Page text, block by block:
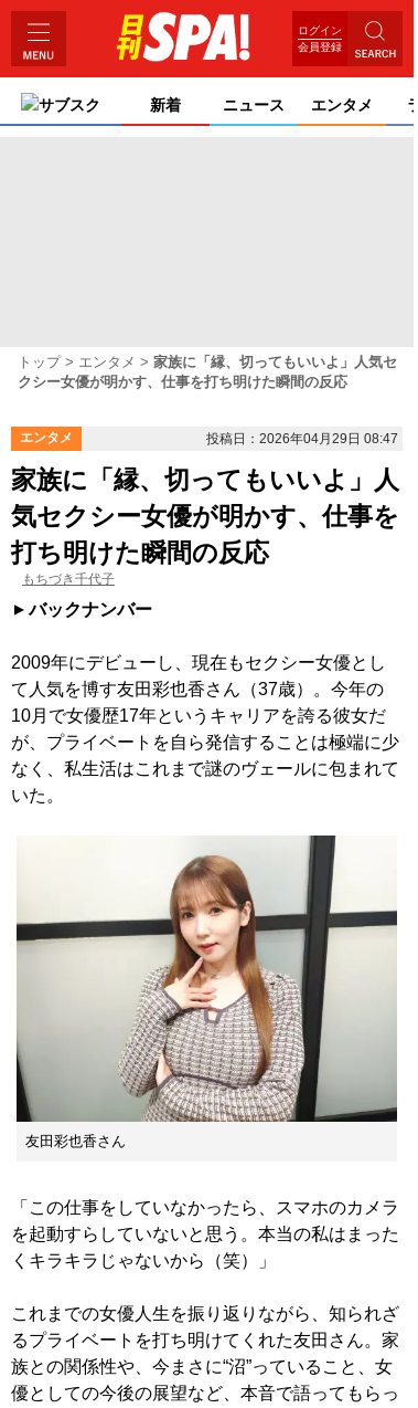
ログイン
会員登録
サブスク 新着 ニュース エンタメ
トップ エンタメ
家族に「縁、切ってもいいよ」人気セ
クシー女優が明かす、仕事を打ち明けた瞬間の反応
エンタメ 投稿日：2026年04月29日 08:47
家族に「縁、切ってもいいよ」人
気セクシー女優が明かす、仕事を
打ち明けた瞬間の反応
もちづき千代子
バックナンバー
2009年にデビューし、現在もセクシー女優とし
て人気を博す友田彩也香さん（37歳）。今年の
10月で女優歴17年というキャリアを誇る彼女だ
が、プライベートを自ら発信することは極端に少
なく、私生活はこれまで謎のヴェールに包まれて
いた。
友田彩也香さん
「この仕事をしていなかったら、スマホのカメラ
を起動すらしていないと思う。本当の私はまった
くキラキラじゃないから（笑）」
これまでの女優人生を振り返りながら、知られざ
るプライベートを打ち明けてくれた友田さん。家
族との関係性や、今まさに“沼”っていること、女
優としての今後の展望など、本音で語ってもらっ